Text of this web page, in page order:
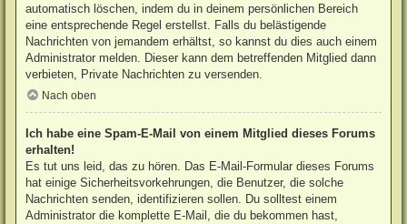
automatisch löschen, indem du in deinem persönlichen Bereich
eine entsprechende Regel erstellst. Falls du belästigende
Nachrichten von jemandem erhältst, so kannst du dies auch einem
Administrator melden. Dieser kann dem betreffenden Mitglied dann
verbieten, Private Nachrichten zu versenden.
Nach oben
Ich habe eine Spam-E-Mail von einem Mitglied dieses Forums
erhalten!
Es tut uns leid, das zu hören. Das E-Mail-Formular dieses Forums
hat einige Sicherheitsvorkehrungen, die Benutzer, die solche
Nachrichten senden, identifizieren sollen. Du solltest einem
Administrator die komplette E-Mail, die du bekommen hast,